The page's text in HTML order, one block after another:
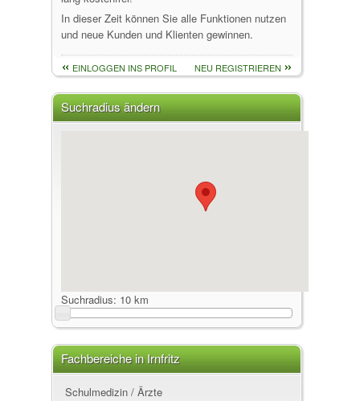
In dieser Zeit können Sie alle Funktionen nutzen
und neue Kunden und Klienten gewinnen.
EINLOGGEN INS PROFIL NEU REGISTRIEREN
Suchradius ändern
Suchradius: 10 km
Fachbereiche in Irnfritz
Schulmedizin / Ärzte